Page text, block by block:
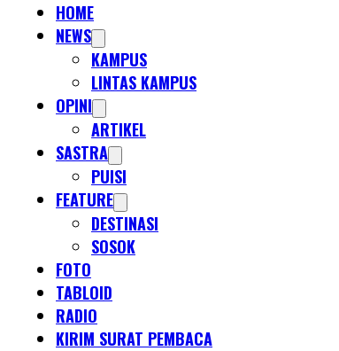
HOME
NEWS
KAMPUS
LINTAS KAMPUS
OPINI
ARTIKEL
SASTRA
PUISI
FEATURE
DESTINASI
SOSOK
FOTO
TABLOID
RADIO
KIRIM SURAT PEMBACA